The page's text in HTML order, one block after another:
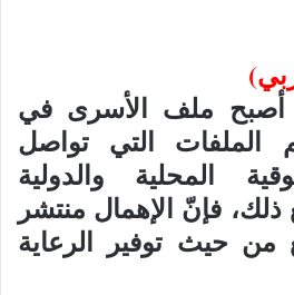
عام 2011، أصبح ملف الأسرى في
الملفات التي تواصل
المحلية والدولية
ذلك، فإنّ الإهمال منتشر
حيث توفير الرعاية